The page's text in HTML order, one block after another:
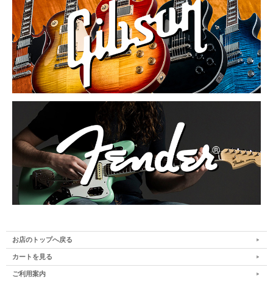
お店のトップへ戻る
カートを見る
ご利用案内